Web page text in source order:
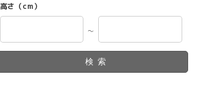
高さ（cm）
～
検索